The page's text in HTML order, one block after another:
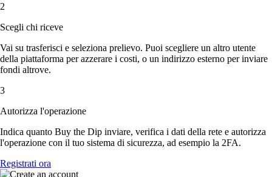
2
Scegli chi riceve
Vai su trasferisci e seleziona prelievo. Puoi scegliere un altro utente
della piattaforma per azzerare i costi, o un indirizzo esterno per inviare
fondi altrove.
3
Autorizza l'operazione
Indica quanto Buy the Dip inviare, verifica i dati della rete e autorizza
l'operazione con il tuo sistema di sicurezza, ad esempio la 2FA.
Registrati ora